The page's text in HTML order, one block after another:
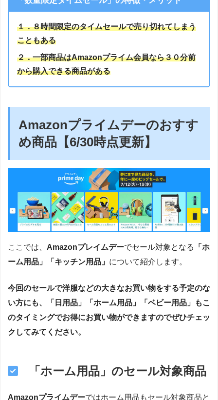
１．８時間限定のタイムセールで売り切れてしまう
こともある
２．一部商品はAmazonプライム会員なら３０分前
から購入できる商品がある
Amazonプライムデーのおすす
め商品【6/30時点更新】
ここでは、 Amazonプレイムデーでセール対象となる
「ホ
ーム用品」「キッチン用品」 について紹介します。
今回のセールで洋服などの大きなお買い物をする予定のな
い方にも、「日用品」「ホーム用品」「ベビー用品」もこ
のタイミングでお得にお買い物ができますのでぜひチェッ
クしてみてください。
「ホーム用品」のセール対象商品
Amazonプライムデーではホーム用品もセール対象商品と